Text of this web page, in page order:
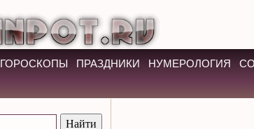
ГОРОСКОПЫ ПРАЗДНИКИ НУМЕРОЛОГИЯ